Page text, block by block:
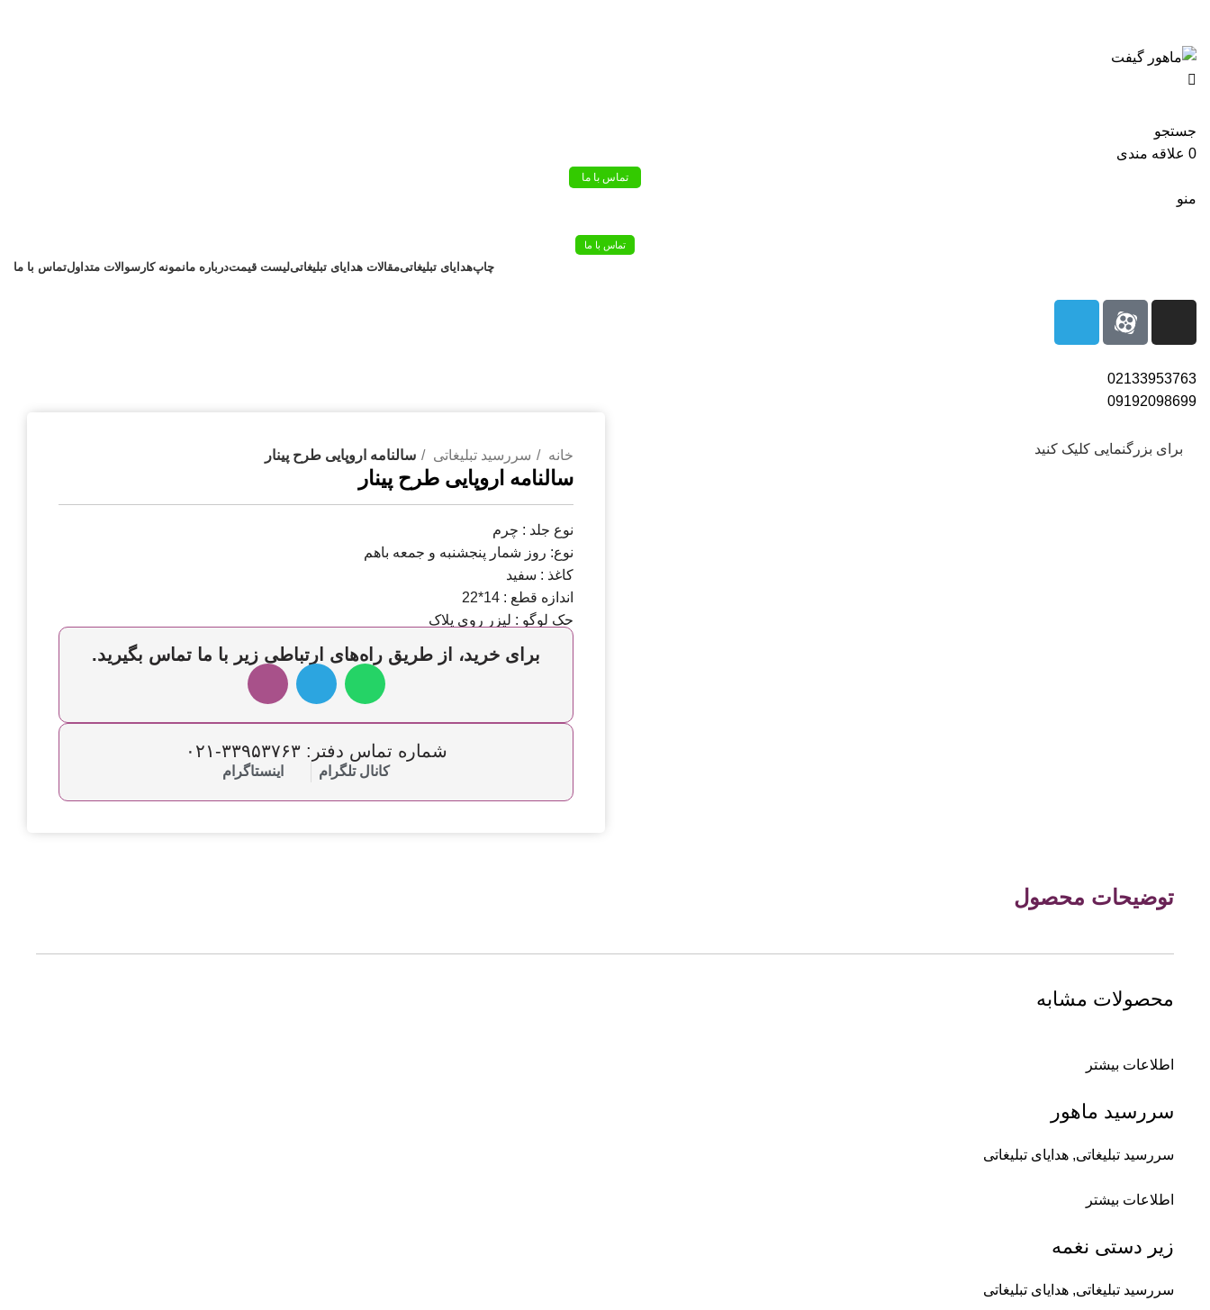
جستجو
0 علاقه مندی
تماس با ما
منو
تماس با ما
چاپهدایای تبلیغاتیمقالات هدایای تبلیغاتیلیست قیمتدرباره مانمونه کار سوالات متداولتماس با ما
02133953763
09192098699
برای بزرگنمایی کلیک کنید خانه سررسید تبلیغاتی سالنامه اروپایی طرح پینار
سالنامه اروپایی طرح پینار
نوع جلد : چرم
نوع: روز شمار پنجشنبه و جمعه باهم
کاغذ : سفید
اندازه قطع : 14*22
حک لوگو : لیزر روی پلاک
برای خرید، از طریق راه‌های ارتباطی زیر با ما تماس بگیرید.
شماره تماس دفتر: ۳۳۹۵۳۷۶۳-۰۲۱
کانال تلگرام اینستاگرام
توضیحات محصول
محصولات مشابه
اطلاعات بیشتر
سررسید ماهور
سررسید تبلیغاتی, هدایای تبلیغاتی
اطلاعات بیشتر
زیر دستی نغمه
سررسید تبلیغاتی, هدایای تبلیغاتی